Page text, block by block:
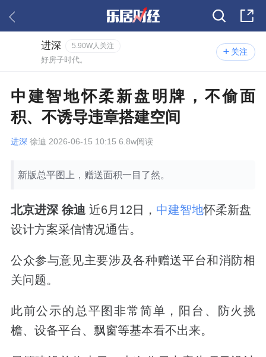
关注
进深 5.90W人关注
好房子时代。
中建智地怀柔新盘明牌，不偷面
积、不诱导违章搭建空间
进深 徐迪 2026-06-15 10:15 6.8w阅读
新版总平图上，赠送面积一目了然。
北京进深 徐迪 近6月12日， 中建智地怀柔新盘
设计方案采信情况通告。
公众参与意见主要涉及各种赠送平台和消防相
关问题。
此前公示的总平图非常简单，阳台、防火挑
檐、设备平台、飘窗等基本看不出来。